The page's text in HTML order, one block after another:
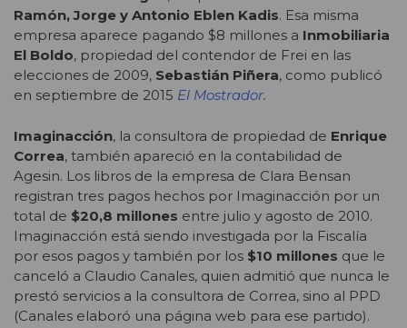
Ramón, Jorge y Antonio Eblen Kadis. Esa misma
empresa aparece pagando $8 millones a Inmobiliaria
El Boldo, propiedad del contendor de Frei en las
elecciones de 2009, Sebastián Piñera, como publicó
en septiembre de 2015 El Mostrador.
Imaginacción, la consultora de propiedad de Enrique
Correa, también apareció en la contabilidad de
Agesin. Los libros de la empresa de Clara Bensan
registran tres pagos hechos por Imaginacción por un
total de $20,8 millones entre julio y agosto de 2010.
Imaginacción está siendo investigada por la Fiscalía
por esos pagos y también por los $10 millones que le
canceló a Claudio Canales, quien admitió que nunca le
prestó servicios a la consultora de Correa, sino al PPD
(Canales elaboró una página web para ese partido).